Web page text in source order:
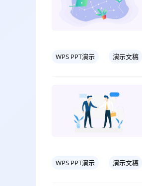
WPS PPT演示 演示文稿
WPS PPT演示 演示文稿